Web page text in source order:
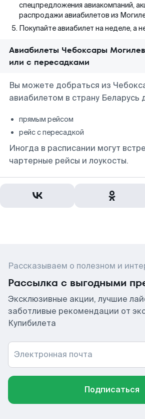
спецпредложения авиакомпаний,
распродажи авиабилетов из
Покупайте авиабилет на неделе, а
Авиабилеты Чебоксары
или с пересадками
Вы можете добраться из
авиабилетом в страну Беларусь
прямым рейсом
рейс с пересадкой
Иногда в расписании могут
чартерные рейсы и лоукосты.
Рассказываем о полезном и
Рассылка с выгодными
Эксклюзивные акции, лучшие
заботливые рекомендации от
Купибилета
Электронная почта
Подписаться